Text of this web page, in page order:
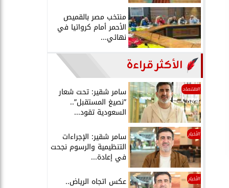
منتخب مصر بالقميص
الأحمر أمام كرواتيا في
نهائي...
الأكثر قراءة
الاقتصاد سامر شقير: تحت شعار
”نصيغ المستقبل”..
السعودية تقود...
الأخبار سامر شقير: الإجراءات
التنظيمية والرسوم نجحت
في إعادة...
الأخبار عكس اتجاه الرياض..